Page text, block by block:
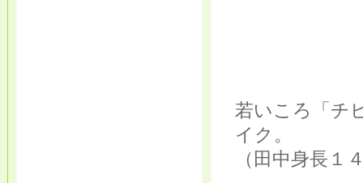
若いころ「チ
イク。
（田中身長１